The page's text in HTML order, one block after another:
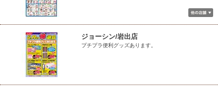
ジョーシン/岩出店
プチプラ便利グッズあります。